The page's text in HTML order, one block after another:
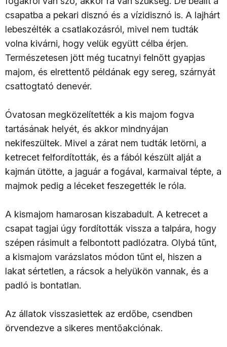
csapatba a pekari disznó és a vízidisznó is. A lajhárt
lebeszélték a csatlakozásról, mivel nem tudták
volna kivárni, hogy velük együtt célba érjen.
Természetesen jött még tucatnyi felnőtt gyapjas
majom, és elrettentő példának egy sereg, szárnyát
csattogtató denevér.
Óvatosan megközelítették a kis majom fogva
tartásának helyét, és akkor mindnyájan
nekifeszültek. Mivel a zárat nem tudták letörni, a
ketrecet felfordították, és a fából készült alját a
kajmán ütötte, a jaguár a fogával, karmaival tépte, a
majmok pedig a léceket feszegették le róla.
A kismajom hamarosan kiszabadult. A ketrecet a
csapat tagjai úgy fordították vissza a talpára, hogy
szépen rásimult a felbontott padlózatra. Olybá tűnt,
a kismajom varázslatos módon tűnt el, hiszen a
lakat sértetlen, a rácsok a helyükön vannak, és a
padló is bontatlan.
Az állatok visszasiettek az erdőbe, csendben
örvendezve a sikeres mentőakciónak.